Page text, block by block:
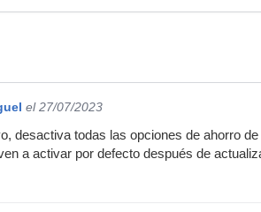
el 27/07/2023
desactiva todas las opciones de ahorro
a activar por defecto después de